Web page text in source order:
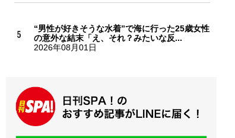
“男性が好きそうな水着”で海に行った25歳女性
の意外な結末「え、それ？みたいな反...
2026年08月01日